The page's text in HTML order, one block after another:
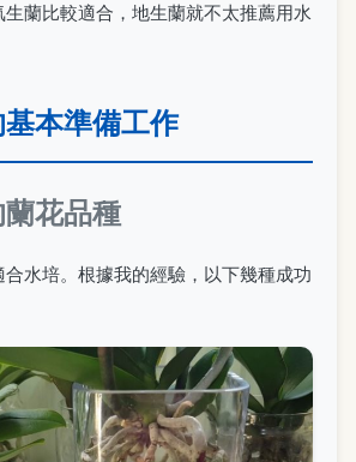
蘭比較適合，地生蘭就不太推薦用水
本準備工作
花品種
水培。根據我的經驗，以下幾種成功